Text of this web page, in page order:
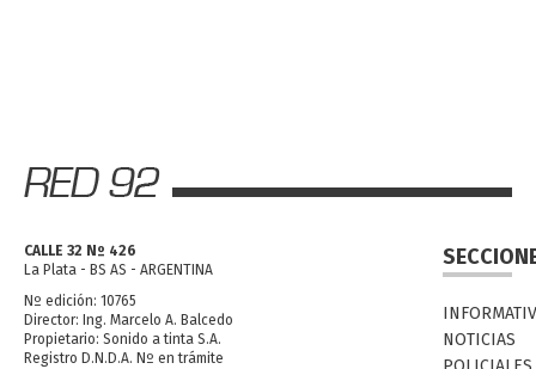
CALLE 32 Nº 426
La Plata - BS AS - ARGENTINA
Nº edición: 10765
Director: Ing. Marcelo A. Balcedo
Propietario: Sonido a tinta S.A.
Registro D.N.D.A. Nº en trámite
NOTICIAS